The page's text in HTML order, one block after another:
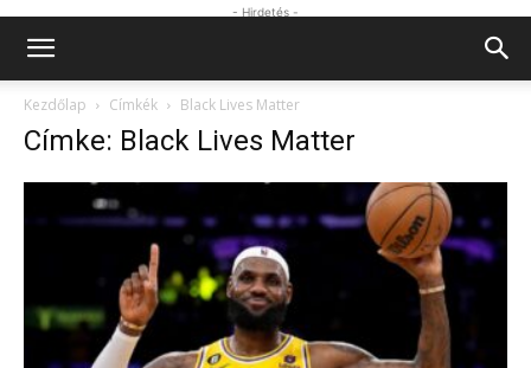
- Hirdetés -
Kezdőlap Címkék Black Lives Matter
Címke: Black Lives Matter